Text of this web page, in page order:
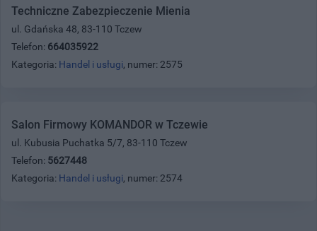
Techniczne Zabezpieczenie Mienia
ul. Gdańska 48, 83-110 Tczew
Telefon: 664035922
Kategoria: Handel i usługi, numer: 2575
Salon Firmowy KOMANDOR w Tczewie
ul. Kubusia Puchatka 5/7, 83-110 Tczew
Telefon: 5627448
Kategoria: Handel i usługi, numer: 2574